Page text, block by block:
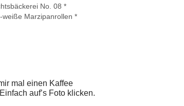
No. 08 *
weiße Marzipanrollen *
mal einen Kaffee
auf’s Foto klicken.